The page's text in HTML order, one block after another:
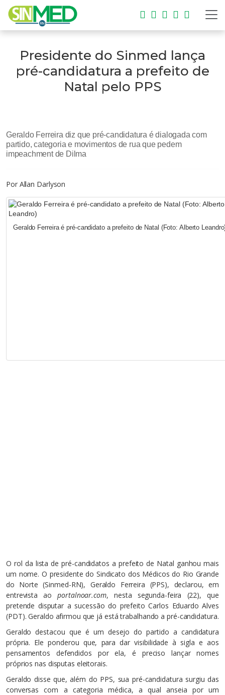
Presidente do Sinmed lança
pré-candidatura a prefeito de
Natal pelo PPS
Geraldo Ferreira diz que pré-candidatura é dialogada com
partido, categoria e movimentos de rua que pedem
impeachment de Dilma
Por Allan Darlyson
Geraldo Ferreira é pré-candidato a prefeito de Natal (Foto: Alberto
O rol da lista de pré-candidatos a prefeito de Natal ganhou mais
um nome. O presidente do Sindicato dos Médicos do Rio Grande
do Norte (Sinmed-RN), Geraldo Ferreira (PPS), declarou, em
entrevista aoportalnoar.com, nesta segunda-feira (22), que
pretende disputar a sucessão do prefeito Carlos Eduardo Alves
(PDT). Geraldo afirmou que já está trabalhando a pré-candidatura.
Geraldo destacou que é um desejo do partido a candidatura
própria. Ele ponderou que, para dar visibilidade à sigla e aos
pensamentos defendidos por ela, é preciso lançar nomes
próprios nas disputas eleitorais.
Geraldo disse que, além do PPS, sua pré-candidatura surgiu das
conversas com a categoria médica, a qual anseia por um